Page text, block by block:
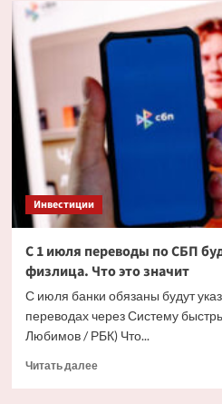
«налоговый
кешбэк»:
что
это
такое
как
получить
выплаты
Инвестиции
С 1 июля переводы по СБП
физлица. Что это значит
С июля банки обязаны будут
переводах через Систему
Любимов / РБК) Что...
Читать далееПрочитать